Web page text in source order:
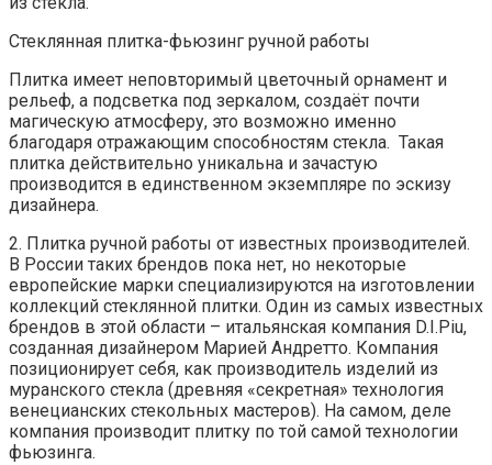
Стеклянная плитка-фьюзинг ручной работы
Плитка имеет неповторимый цветочный орнамент и
рельеф, а подсветка под зеркалом, создаёт почти
магическую атмосферу, это возможно именно
благодаря отражающим способностям стекла. Такая
плитка действительно уникальна и зачастую
производится в единственном экземпляре по эскизу
дизайнера.
2. Плитка ручной работы от известных производителей.
В России таких брендов пока нет, но некоторые
европейские марки специализируются на изготовлении
коллекций стеклянной плитки. Один из самых известных
брендов в этой области – итальянская компания D.I.Piu,
созданная дизайнером Марией Андретто. Компания
позиционирует себя, как производитель изделий из
муранского стекла (древняя «секретная» технология
венецианских стекольных мастеров). На самом, деле
компания производит плитку по той самой технологии
фьюзинга.